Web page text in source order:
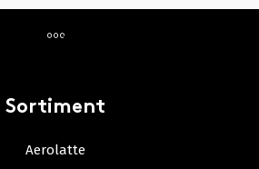
Sortiment
Aerolatte